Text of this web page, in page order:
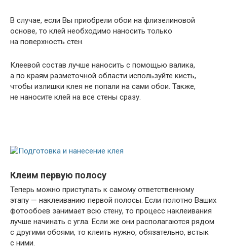
В случае, если Вы приобрели обои на флизелиновой
основе, то клей необходимо наносить только
на поверхность стен.
Клеевой состав лучше наносить с помощью валика,
а по краям разметочной области используйте кисть,
чтобы излишки клея не попали на сами обои. Также,
не наносите клей на все стены сразу.
Клеим первую полосу
Теперь можно приступать к самому ответственному
этапу — наклеиванию первой полосы. Если полотно Ваших
фотообоев занимает всю стену, то процесс наклеивания
лучше начинать с угла. Если же они располагаются рядом
с другими обоями, то клеить нужно, обязательно, встык
с ними.